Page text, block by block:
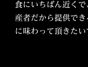
食にいちばん近く
産者だから提供で
に味わって頂きたい